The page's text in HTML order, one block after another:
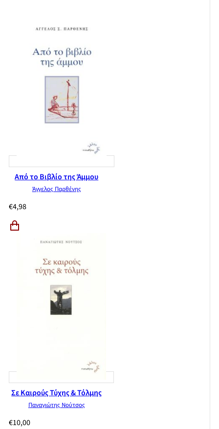
Από το Βιβλίο της Άμμου
Άγγελος Παρθένης
€4,98
Σε Καιρούς Τύχης & Τόλμης
Παναγιώτης Νούτσος
€10,00